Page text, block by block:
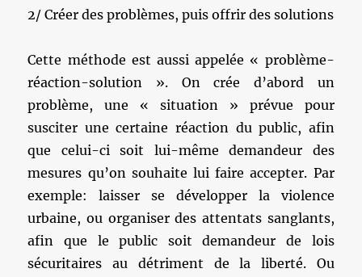
2/ Créer des problèmes, puis offrir des solutions
Cette méthode est aussi appelée « problème-
réaction-solution ». On crée d’abord un
problème, une « situation » prévue pour
susciter une certaine réaction du public, afin
que celui-ci soit lui-même demandeur des
mesures qu’on souhaite lui faire accepter. Par
exemple: laisser se développer la violence
urbaine, ou organiser des attentats sanglants,
afin que le public soit demandeur de lois
sécuritaires au détriment de la liberté. Ou